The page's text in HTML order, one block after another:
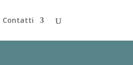
Contatti